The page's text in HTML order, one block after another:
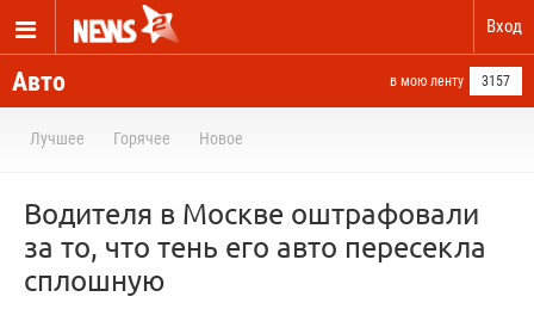
Вход
Авто в мою ленту 3157
Лучшее Горячее Новое
Водителя в Москве оштрафовали
за то, что тень его авто пересекла
сплошную